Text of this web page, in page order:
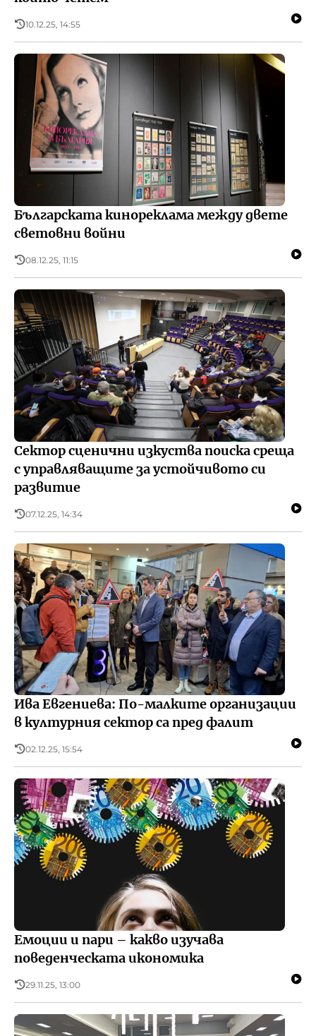
10.12.25, 14:55
Българската кинореклама между двете
световни войни
08.12.25, 11:15
Сектор сценични изкуства поиска среща
с управляващите за устойчивото си
развитие
07.12.25, 14:34
Ива Евгениева: По-малките организации
в културния сектор са пред фалит
02.12.25, 15:54
Емоции и пари – какво изучава
поведенческата икономика
29.11.25, 13:00